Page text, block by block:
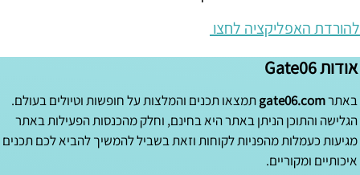
להורדת האפליקציה לחצו
אודות Gate06
באתרgate06.comתמצאו תכנים והמלצות על חופשות וטיולים בעולם.
הגלישה והתוכן הניתן באתר היא בחינם, וחלק מהכנסות הפעילות באתר
מגיעות כעמלות מהפניות לקוחות וזאת בשביל להמשיך להביא לכם תכנים
איכותיים ומקוריים.